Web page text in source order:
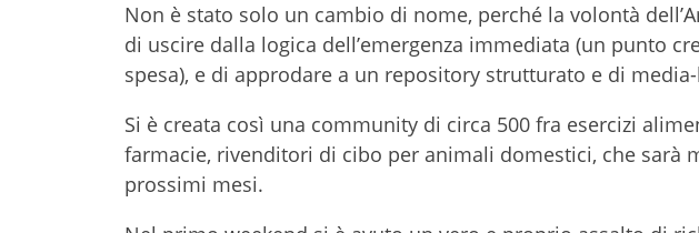
Non è stato solo un cambio di nome, perché la volontà
di uscire dalla logica dell’emergenza immediata (un punto
spesa), e di approdare a un repository strutturato e di
Si è creata così una community di circa 500 fra esercizi
farmacie, rivenditori di cibo per animali domestici, che sarà
prossimi mesi.